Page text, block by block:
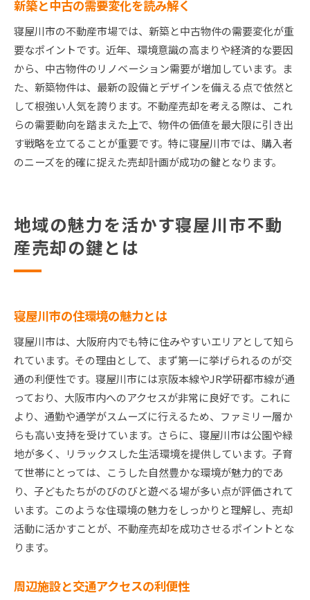
新築と中古の需要変化を読み解く
寝屋川市の不動産市場では、新築と中古物件の需要変化が重
要なポイントです。近年、環境意識の高まりや経済的な要因
から、中古物件のリノベーション需要が増加しています。ま
た、新築物件は、最新の設備とデザインを備える点で依然と
して根強い人気を誇ります。不動産売却を考える際は、これ
らの需要動向を踏まえた上で、物件の価値を最大限に引き出
す戦略を立てることが重要です。特に寝屋川市では、購入者
のニーズを的確に捉えた売却計画が成功の鍵となります。
地域の魅力を活かす寝屋川市不動
産売却の鍵とは
寝屋川市の住環境の魅力とは
寝屋川市は、大阪府内でも特に住みやすいエリアとして知ら
れています。その理由として、まず第一に挙げられるのが交
通の利便性です。寝屋川市には京阪本線やJR学研都市線が通
っており、大阪市内へのアクセスが非常に良好です。これに
より、通勤や通学がスムーズに行えるため、ファミリー層か
らも高い支持を受けています。さらに、寝屋川市は公園や緑
地が多く、リラックスした生活環境を提供しています。子育
て世帯にとっては、こうした自然豊かな環境が魅力的であ
り、子どもたちがのびのびと遊べる場が多い点が評価されて
います。このような住環境の魅力をしっかりと理解し、売却
活動に活かすことが、不動産売却を成功させるポイントとな
ります。
周辺施設と交通アクセスの利便性